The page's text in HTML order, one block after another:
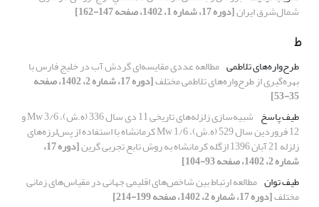
شمال‌شرق ایران[دوره 17، شماره 1، 1402، صفحه 147-162]
ط
طرح‌واره‌های تلاطمی مطالعه عددی مقایسه‌ای گردش آب در خلیج فارس با
بهره‌گیری از طرح‌واره‌های تلاطمی مختلف [دوره 17، شماره 2، 1402، صفحه
35-53]
طیف پاسخ
شبیه‌سازی زلزله‌های تاریخی 11 دی سال 336 (ه.ش)، 3/6 Mw و
12 فروردین سال 529 (ه.ش)، 1/6 Mw کرمانشاه با استفاده از پس‌لرزه‌های
زلزله 21 آبان 1396 ازگله کرمانشاه به روش تابع تجربی گرین [دوره 17،
شماره 2، 1402، صفحه 93-104]
طیف توان مطالعه ارتباط بین شاخص‌های اقلیمی جهانی در مقیاس‌های زمانی
مختلف[دوره 17، شماره 2، 1402، صفحه 199-214]